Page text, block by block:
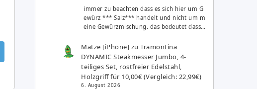
immer zu beachten dass es sich hier um G
ewürz *** Salz*** handelt und nicht um m
eine Gewürzmischung. das bedeutet dass…
Matze [iPhone] zuTramontina
DYNAMIC Steakmesser Jumbo, 4-
teiliges Set, rostfreier Edelstahl,
Holzgriff für 10,00€ (Vergleich: 22,99€)
6. August 2026